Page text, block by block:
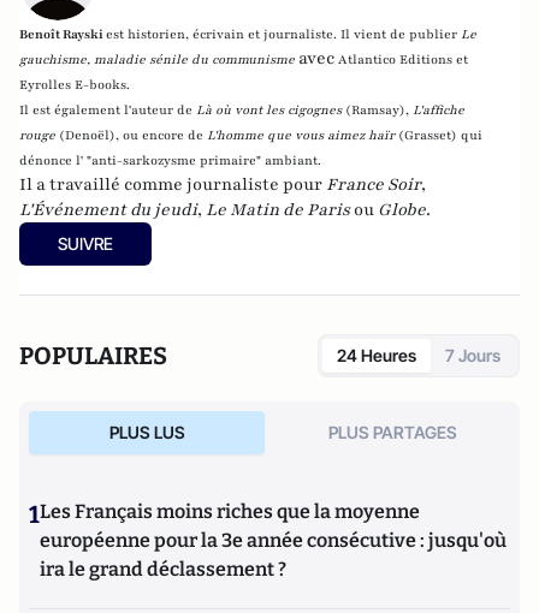
Benoît Rayskiest historien, écrivain et journaliste. Il vient de publier Le
gauchisme, maladie sénile du communisme avec Atlantico Editions et
Eyrolles E-books.
Il est également l'auteur de Là où vont les cigognes (Ramsay), L'affiche
rouge (Denoël), ou encore de L'homme que vous aimez haïr (Grasset) qui
dénonce l' "anti-sarkozysme primaire" ambiant.
Il a travaillé comme journaliste pour France Soir,
L'Événement du jeudi, Le Matin de Parisou Globe.
SUIVRE
POPULAIRES 24 Heures 7 Jours
PLUS LUS PLUS PARTAGES
1Les Français moins riches que la moyenne
européenne pour la 3e année consécutive : jusqu'où
ira le grand déclassement ?